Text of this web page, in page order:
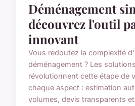
Déménagement
découvrez l'outil
innovant
Vous redoutez la complexité
déménagement ? Les
révolutionnent cette étape de
chaque aspect : estimation
volumes, devis transparents